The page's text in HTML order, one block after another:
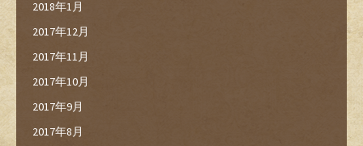
2018年1月
2017年12月
2017年11月
2017年10月
2017年9月
2017年8月